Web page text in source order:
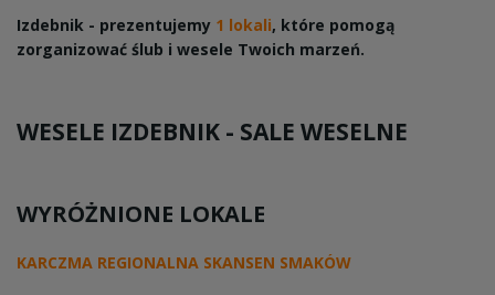
Izdebnik - prezentujemy 1 lokali, które pomogą
zorganizować ślub i wesele Twoich marzeń.
WESELE IZDEBNIK - SALE WESELNE
WYRÓŻNIONE LOKALE
KARCZMA REGIONALNA SKANSEN SMAKÓW